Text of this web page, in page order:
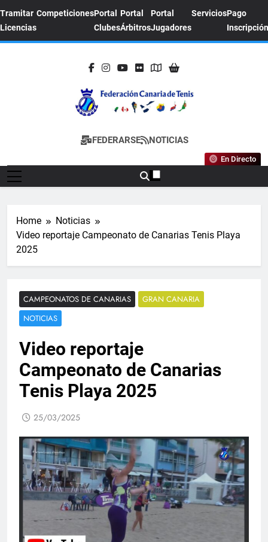
Tramitar
Licencias
CompeticionesPortal
Clubes
Portal
Árbitros
Portal
Jugadores
ServiciosPago
Inscripción
FEDERACION
CANARIA DE
TENIS
Sitio Oficial De La Federación Canaria De
FEDERARSE NOTICIAS
En Directo
Home
Noticias
Video reportaje Campeonato de Canarias Tenis Playa
2025
CAMPEONATOS DE CANARIAS
GRAN CANARIA
NOTICIAS
Video reportaje
Campeonato de Canarias
Tenis Playa 2025
25/03/2025